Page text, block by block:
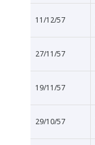
11/12/57
27/11/57
19/11/57
29/10/57